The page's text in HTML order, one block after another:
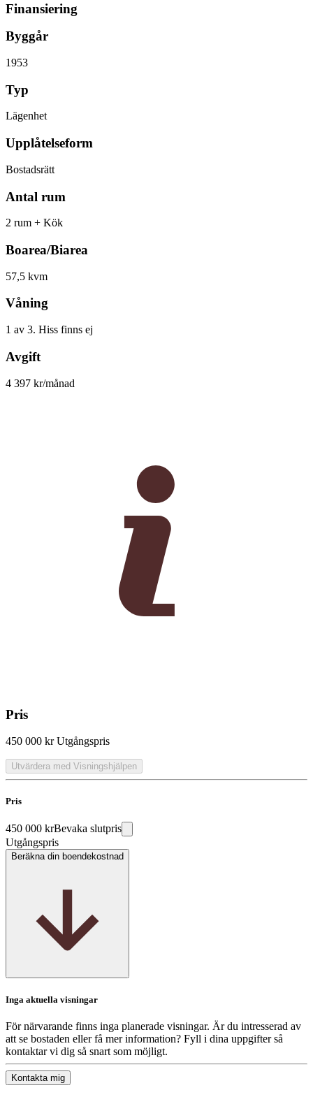
Finansiering
Byggår
1953
Typ
Lägenhet
Upplåtelseform
Bostadsrätt
Antal rum
2 rum + Kök
Boarea/Biarea
57,5 kvm
Våning
1 av 3. Hiss finns ej
Avgift
4 397 kr/månad
Pris
450 000 kr Utgångspris
Utvärdera med Visningshjälpen
Pris
450 000 krBevaka slutpris
Utgångspris
Beräkna din boendekostnad
Inga aktuella visningar
För närvarande finns inga planerade visningar. Är du intresserad av
att se bostaden eller få mer information? Fyll i dina uppgifter så
kontaktar vi dig så snart som möjligt.
Kontakta mig